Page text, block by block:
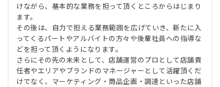
けながら、基本的な業務を担って頂くところからはじまり
ます。
その後は、自力で担える業務範囲を広げていき、新たに入
ってくるパートやアルバイトの方々や後輩社員への指導な
どを担って頂くようになります。
さらにその先の未来として、店舗運営のプロとして店舗責
任者やエリアやブランドのマネージャーとして活躍頂くだ
けでなく、マーケティング・商品企画・調達といった店舗